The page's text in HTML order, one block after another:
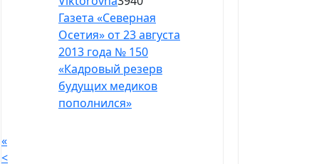
Газета «Северная
Осетия» от 23 августа
2013 года № 150
«Кадровый резерв
будущих медиков
пополнился»
«
<